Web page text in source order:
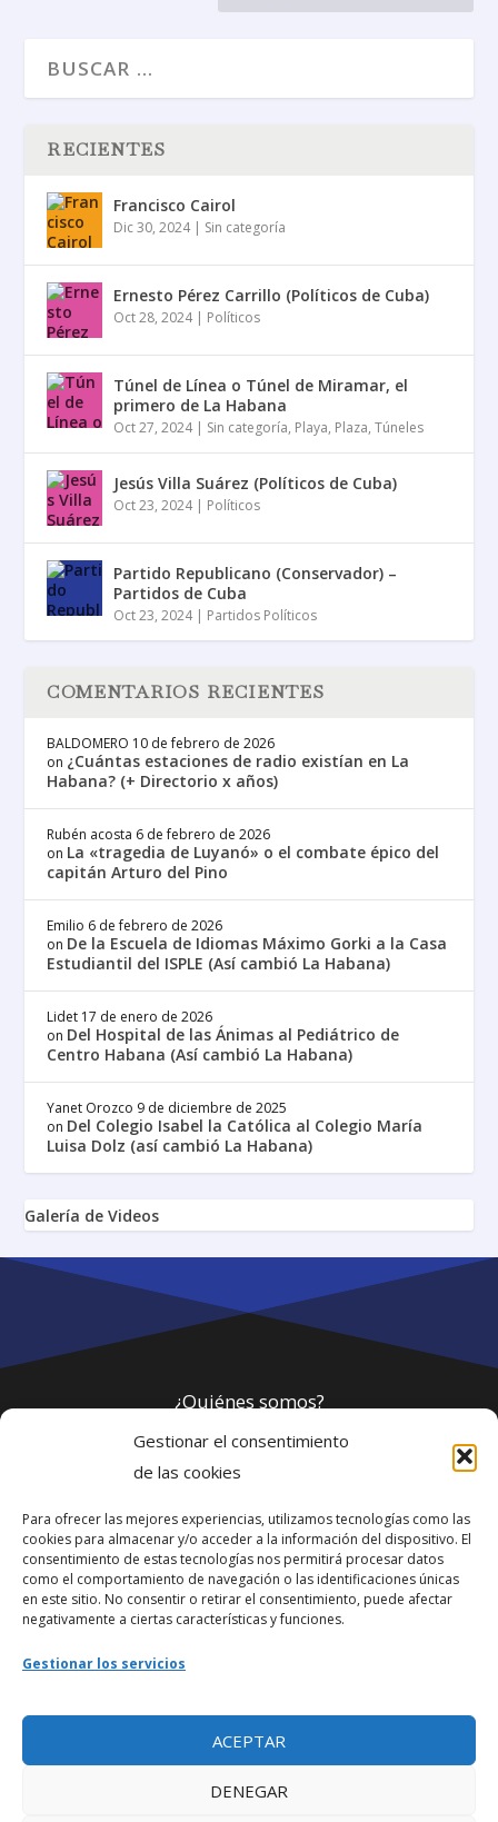
Gestionar el consentimiento
de las cookies
Para ofrecer las mejores experiencias, utilizamos tecnologías como las
cookies para almacenar y/o acceder a la información del dispositivo. El
consentimiento de estas tecnologías nos permitirá procesar datos
como el comportamiento de navegación o las identificaciones únicas
en este sitio. No consentir o retirar el consentimiento, puede afectar
negativamente a ciertas características y funciones.
Gestionar los servicios
ACEPTAR
DENEGAR
RECIENTES
Francisco Cairol
Dic 30, 2024| Sin categoría
Ernesto Pérez Carrillo (Políticos de Cuba)
Oct 28, 2024| Políticos
Túnel de Línea o Túnel de Miramar, el
primero de La Habana
Oct 27, 2024| Sin categoría, Playa, Plaza,Túneles
Jesús Villa Suárez (Políticos de Cuba)
Oct 23, 2024| Políticos
Partido Republicano (Conservador) –
Partidos de Cuba
Oct 23, 2024| Partidos Políticos
COMENTARIOS RECIENTES
BALDOMERO 10 de febrero de 2026
on ¿Cuántas estaciones de radio existían en La
Habana? (+ Directorio x años)
Rubén acosta 6 de febrero de 2026
on La «tragedia de Luyanó» o el combate épico del
capitán Arturo del Pino
Emilio 6 de febrero de 2026
on De la Escuela de Idiomas Máximo Gorki a la Casa
Estudiantil del ISPLE (Así cambió La Habana)
Lidet 17 de enero de 2026
on Del Hospital de las Ánimas al Pediátrico de
Centro Habana (Así cambió La Habana)
Yanet Orozco 9 de diciembre de 2025
on Del Colegio Isabel la Católica al Colegio María
Luisa Dolz (así cambió La Habana)
Galería de Videos
¿Quiénes somos?
Política de privacidad
Webmaster
soporte@fotosdlahabana.com
Nuestro e-mail:
Ir al grupo de Facebook